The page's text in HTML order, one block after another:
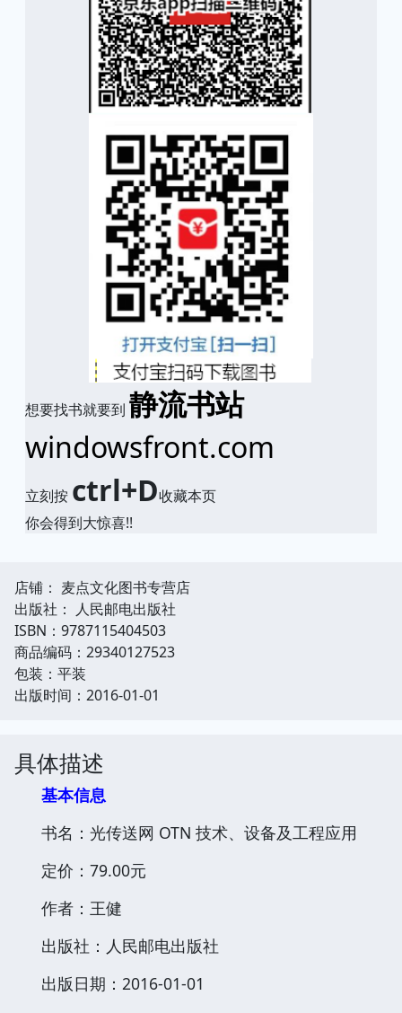
想要找书就要到 静流书站
windowsfront.com
立刻按 ctrl+D收藏本页
你会得到大惊喜!!
店铺： 麦点文化图书专营店
出版社： 人民邮电出版社
ISBN：9787115404503
商品编码：29340127523
包装：平装
出版时间：2016-01-01
具体描述
基本信息
书名：光传送网 OTN 技术、设备及工程应用
定价：79.00元
作者：王健
出版社：人民邮电出版社
出版日期：2016-01-01